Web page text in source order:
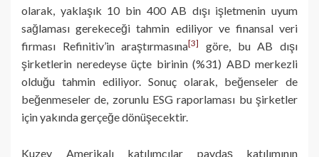
olarak, yaklaşık 10 bin 400 AB dışı işletmenin uyum
sağlaması gerekeceği tahmin ediliyor ve finansal veri
firması Refinitiv’in araştırmasına[3]
göre, bu AB dışı
şirketlerin neredeyse üçte birinin (%31) ABD merkezli
olduğu tahmin ediliyor. Sonuç olarak, beğenseler de
beğenmeseler de, zorunlu ESG raporlaması bu şirketler
için yakında gerçeğe dönüşecektir.
Kuzey Amerikalı katılımcılar paydaş katılımının